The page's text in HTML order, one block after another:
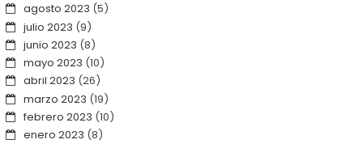
agosto 2023 (5)
julio 2023 (9)
junio 2023 (8)
mayo 2023 (10)
abril 2023 (26)
marzo 2023 (19)
febrero 2023 (10)
enero 2023 (8)